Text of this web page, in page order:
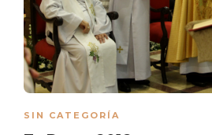
SIN CATEGORÍA